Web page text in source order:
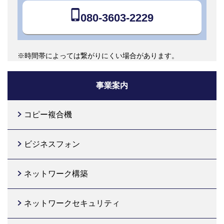
080-3603-2229
※時間帯によっては繋がりにくい場合があります。
事業案内
コピー複合機
ビジネスフォン
ネットワーク構築
ネットワークセキュリティ